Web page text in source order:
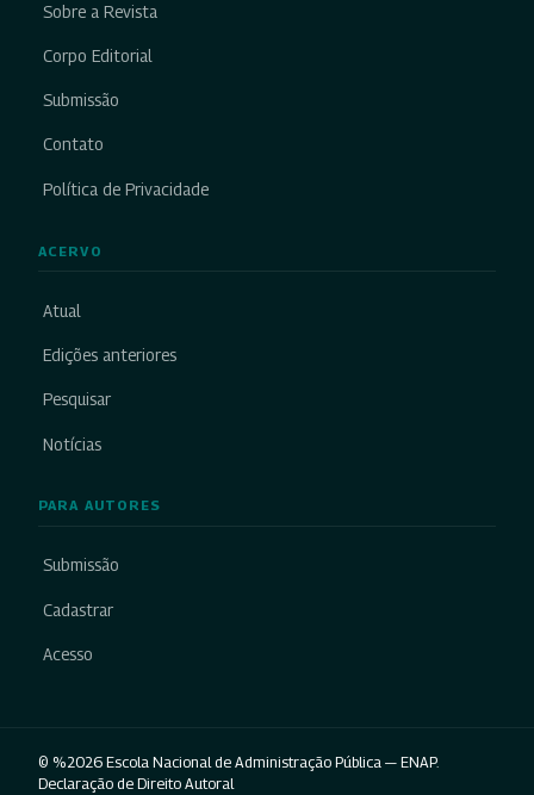
Sobre a Revista
Corpo Editorial
Submissão
Contato
Política de Privacidade
ACERVO
Atual
Edições anteriores
Pesquisar
Notícias
PARA AUTORES
Submissão
Cadastrar
Acesso
© %2026 Escola Nacional de Administração Pública — ENAP.
Declaração de Direito Autoral